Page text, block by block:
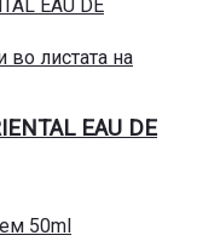
во листата на
EAU DE